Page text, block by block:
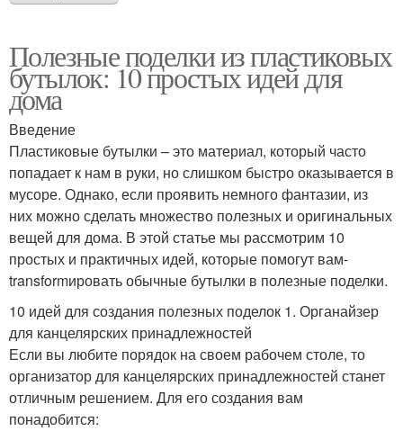
Полезные поделки из пластиковых
бутылок: 10 простых идей для
дома
Введение
Пластиковые бутылки – это материал, который часто
попадает к нам в руки, но слишком быстро оказывается в
мусоре. Однако, если проявить немного фантазии, из
них можно сделать множество полезных и оригинальных
вещей для дома. В этой статье мы рассмотрим 10
простых и практичных идей, которые помогут вам-
transformировать обычные бутылки в полезные поделки.
10 идей для создания полезных поделок 1. Органайзер
для канцелярских принадлежностей
Если вы любите порядок на своем рабочем столе, то
организатор для канцелярских принадлежностей станет
отличным решением. Для его создания вам
понадобится: